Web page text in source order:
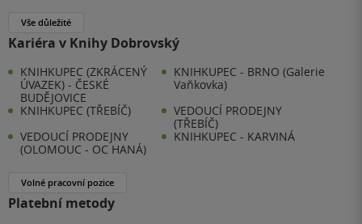
Vše důležité
Kariéra v Knihy Dobrovský
KNIHKUPEC (ZKRÁCENÝ
ÚVAZEK) - ČESKÉ
BUDĚJOVICE
KNIHKUPEC - BRNO (Galerie
Vaňkovka)
KNIHKUPEC (TŘEBÍČ)
VEDOUCÍ PRODEJNY
(TŘEBÍČ)
VEDOUCÍ PRODEJNY
(OLOMOUC - OC HANÁ)
KNIHKUPEC - KARVINÁ
Volné pracovní pozice
Platební metody